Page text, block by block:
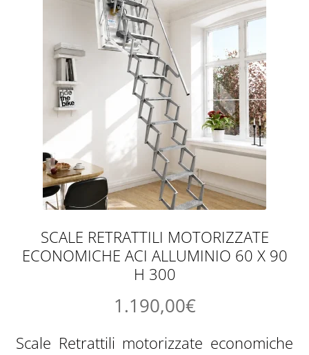
SCALE RETRATTILI MOTORIZZATE
ECONOMICHE ACI ALLUMINIO 60 X 90
H 300
1.190,00€
Scale Retrattili motorizzate economiche